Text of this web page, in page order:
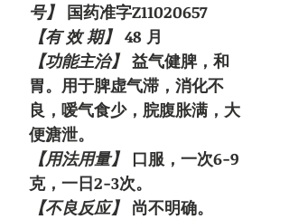
号】 国药准字Z11020657
【有 效 期】 48 月
【功能主治】 益气健脾，和
胃。用于脾虚气滞，消化不
良，嗳气食少，脘腹胀满，大
便溏泄。
【用法用量】 口服，一次6-9
克，一日2-3次。
【不良反应】 尚不明确。